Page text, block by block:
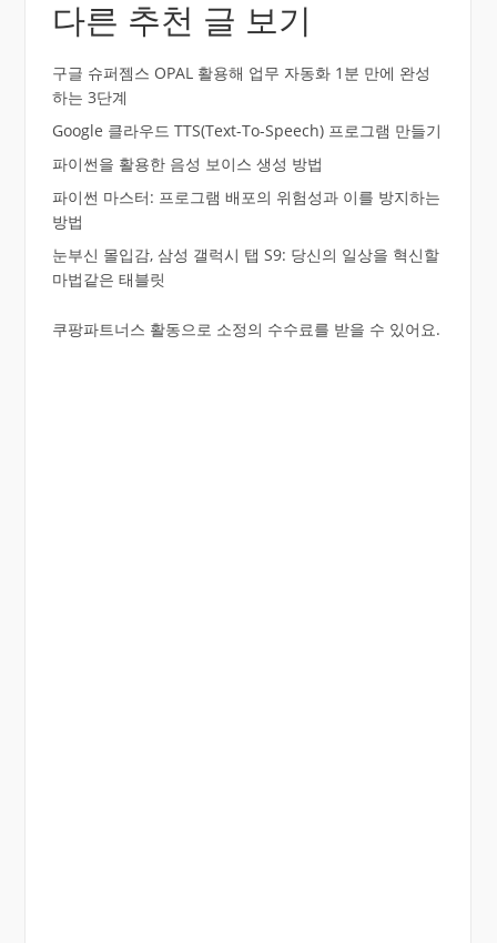
다른 추천 글 보기
구글 슈퍼젬스 OPAL 활용해 업무 자동화 1분 만에 완성
하는 3단계
Google 클라우드 TTS(Text-To-Speech) 프로그램 만들기
파이썬을 활용한 음성 보이스 생성 방법
파이썬 마스터: 프로그램 배포의 위험성과 이를 방지하는
방법
눈부신 몰입감, 삼성 갤럭시 탭 S9: 당신의 일상을 혁신할
마법같은 태블릿
쿠팡파트너스 활동으로 소정의 수수료를 받을 수 있어요.